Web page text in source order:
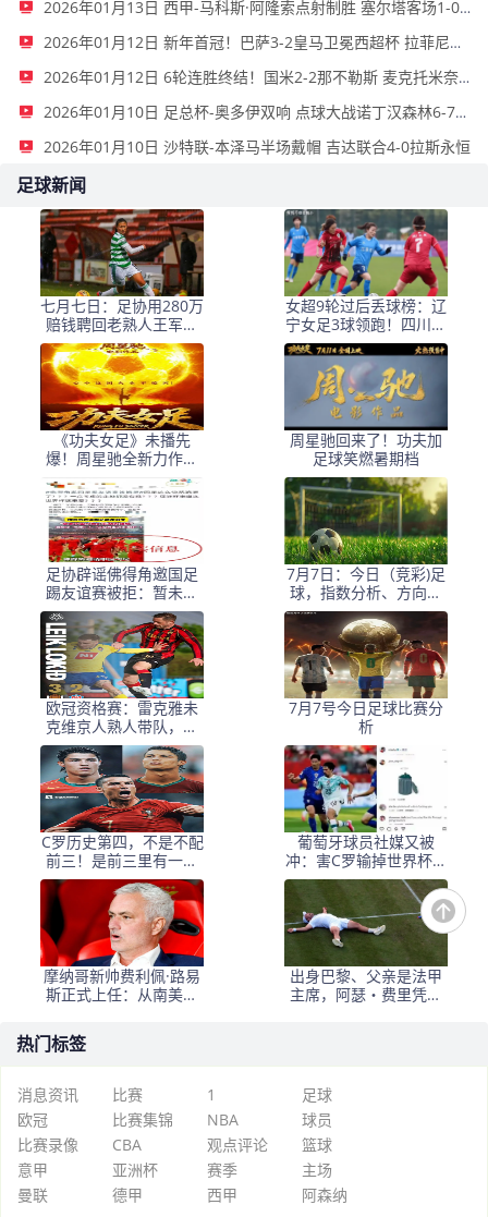
2026年01月13日 西甲-马科斯·阿隆索点射制胜 塞尔塔客场1-0塞维利亚
2026年01月12日 新年首冠！巴萨3-2皇马卫冕西超杯 拉菲尼亚双响维尼修斯一条龙
2026年01月12日 6轮连胜终结！国米2-2那不勒斯 麦克托米奈双响恰20点射孔蒂染红
2026年01月10日 足总杯-奥多伊双响 点球大战诺丁汉森林6-7雷克瑟姆
2026年01月10日 沙特联-本泽马半场戴帽 吉达联合4-0拉斯永恒
足球新闻
七月七日：足协用280万
赔钱聘回老熟人王军，
反复换帅难困住女足青
训体系
女超9轮过后丢球榜：辽
宁女足3球领跑！四川女
足17球垫底！
《功夫女足》未播先
爆！周星驰全新力作促
女足追梦，你会支持
吗？
周星驰回来了！功夫加
足球笑燃暑期档
足协辟谣佛得角邀国足
踢友谊赛被拒：暂未收
到对方书面函件
7月7日：今日（竞彩)足
球，指数分析、方向、
比分、进球数、个人观
点
欧冠资格赛：雷克雅未
克维京人熟人带队，杰
尔涅槃重生主帅被挖角
7月7号今日足球比赛分
析
C罗历史第四，不是不配
前三！是前三里有一个
人，他一生都赢不了
葡萄牙球员社媒又被
冲：害C罗输掉世界杯！
应该是你而不是若塔
摩纳哥新帅费利佩·路易
斯正式上任：从南美最
出身巴黎、父亲是法甲
主席，阿瑟・费里凭外
热门标签
消息资讯 比赛 1
足球
欧冠
比赛集锦 NBA
球员
比赛录像
CBA 观点评论
篮球
意甲
亚洲杯 赛季
主场
曼联
德甲 西甲 阿森纳